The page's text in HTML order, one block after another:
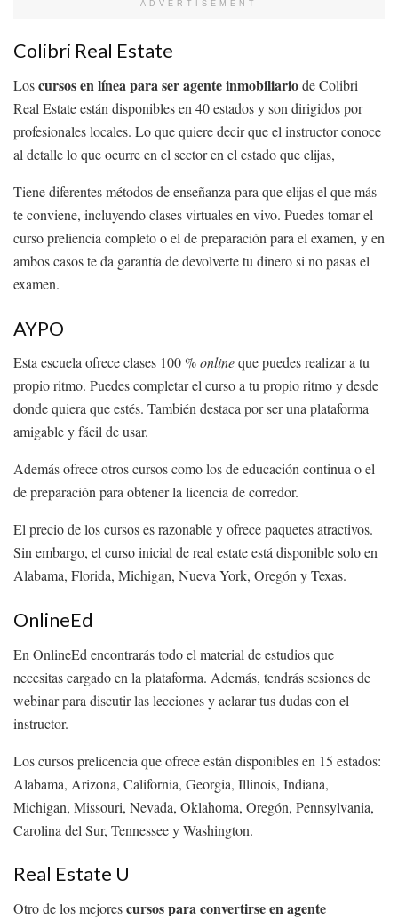
ADVERTISEMENT
Colibri Real Estate
Loscursos en línea para ser agente inmobiliariode Colibri
Real Estate están disponibles en 40 estados y son dirigidos por
profesionales locales. Lo que quiere decir que el instructor conoce
al detalle lo que ocurre en el sector en el estado que elijas,
Tiene diferentes métodos de enseñanza para que elijas el que más
te conviene, incluyendo clases virtuales en vivo. Puedes tomar el
curso preliencia completo o el de preparación para el examen, y en
ambos casos te da garantía de devolverte tu dinero si no pasas el
examen.
AYPO
Esta escuela ofrece clases 100 %onlineque puedes realizar a tu
propio ritmo. Puedes completar el curso a tu propio ritmo y desde
donde quiera que estés. También destaca por ser una plataforma
amigable y fácil de usar.
Además ofrece otros cursos como los de educación continua o el
de preparación para obtener la licencia de corredor.
El precio de los cursos es razonable y ofrece paquetes atractivos.
Sin embargo, el curso inicial de real estate está disponible solo en
Alabama, Florida, Michigan, Nueva York, Oregón y Texas.
OnlineEd
En OnlineEd encontrarás todo el material de estudios que
necesitas cargado en la plataforma. Además, tendrás sesiones de
webinar para discutir las lecciones y aclarar tus dudas con el
instructor.
Los cursos prelicencia que ofrece están disponibles en 15 estados:
Alabama, Arizona, California, Georgia, Illinois, Indiana,
Michigan, Missouri, Nevada, Oklahoma, Oregón, Pennsylvania,
Carolina del Sur, Tennessee y Washington.
Real Estate U
Otro de los mejorescursos para convertirse en agente